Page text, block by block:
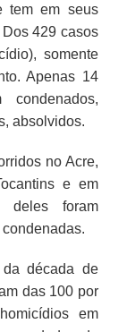
tem em seus
429 casos
somente
Apenas 14
absolvidos.
no Acre,
e em
deles foram
da década de
das 100 por
em